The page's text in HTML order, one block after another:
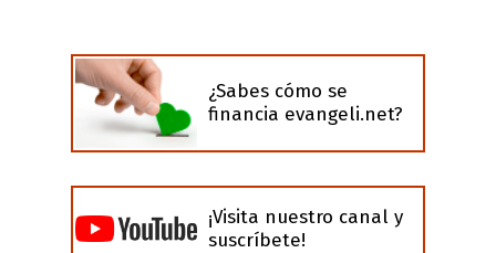
¿Sabes cómo se
financia evangeli.net?
¡Visita nuestro canal y
suscríbete!